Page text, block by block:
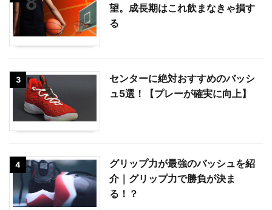
望。成長期はこれ飲まなきゃ損す
る
3
センターに絶対おすすめのバッシ
ュ5選！【プレーが確実に向上】
4
グリップ力が最強のバッシュを紹
介｜グリップ力で勝負が決ま
る！？